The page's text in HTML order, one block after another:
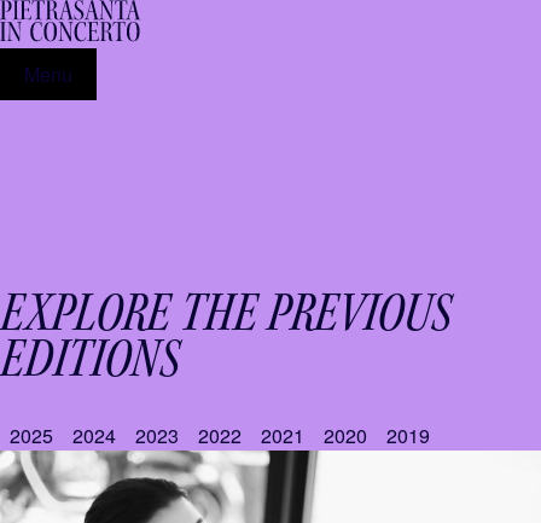
Menu
EXPLORE THE PREVIOUS
EDITIONS
2025 2024 2023 2022 2021 2020 2019